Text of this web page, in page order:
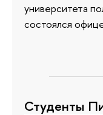
университета
состоялся
Студенты